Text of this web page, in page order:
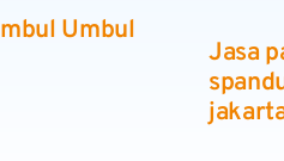
Umbul
Jasa